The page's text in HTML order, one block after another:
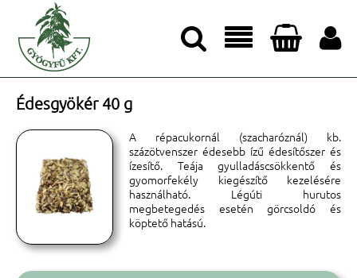




Édesgyökér 40 g
A répacukornál (szacharóznál) kb.
százötvenszer édesebb ízű édesítőszer és
ízesítő. Teája gyulladáscsökkentő és
gyomorfekély kiegészítő kezelésére
használható. Légúti hurutos
megbetegedés esetén görcsoldó és
köptető hatású.